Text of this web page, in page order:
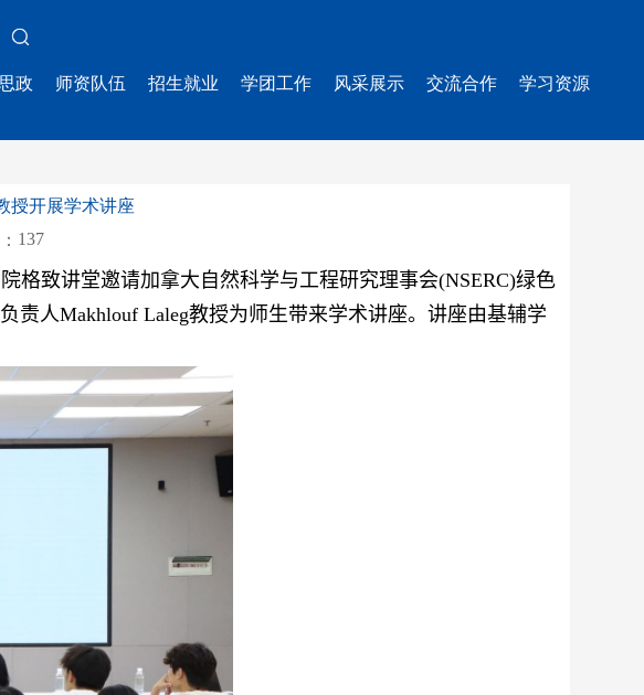
政 师资队伍 招生就业 学团工作 风采展示 交流合作 学习资源
授开展学术讲座
137
格致讲堂邀请加拿大自然科学与工程研究理事会(NSERC)绿色
责人Makhlouf Laleg教授为师生带来学术讲座。讲座由基辅学